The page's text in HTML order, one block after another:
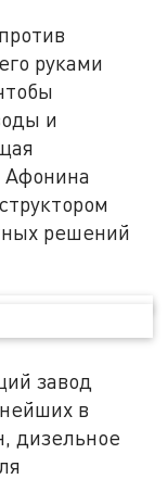
руками
и
Афонина
решений
завод
в
дизельное